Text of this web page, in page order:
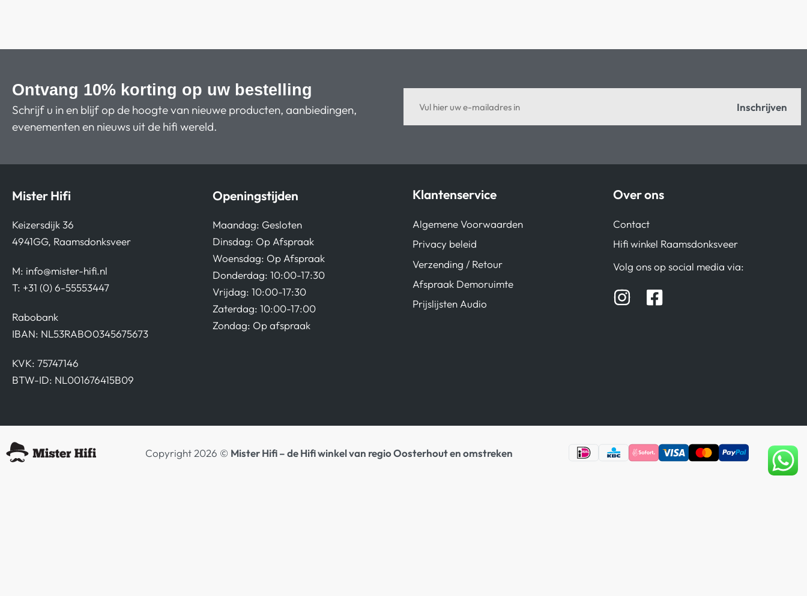
Ontvang 10% korting op uw bestelling
Schrijf u in en blijf op de hoogte van nieuwe producten, aanbiedingen,
evenementen en nieuws uit de hifi wereld.
Inschrijven
Mister Hifi
Keizersdijk 36
4941GG, Raamsdonksveer
M: info@mister-hifi.nl
T: +31 (0) 6-55553447
Rabobank
IBAN: NL53RABO0345675673
KVK: 75747146
BTW-ID: NL001676415B09
Openingstijden
Maandag: Gesloten
Dinsdag: Op Afspraak
Woensdag: Op Afspraak
Donderdag: 10:00-17:30
Vrijdag: 10:00-17:30
Zaterdag: 10:00-17:00
Zondag: Op afspraak
Klantenservice
Algemene Voorwaarden
Privacy beleid
Verzending / Retour
Afspraak Demoruimte
Prijslijsten Audio
Over ons
Contact
Hifi winkel Raamsdonksveer
Volg ons op social media via:
Copyright 2026 © Mister Hifi – de Hifi winkel van regio Oosterhout en omstreken